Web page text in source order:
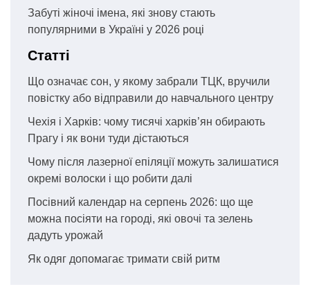
Забуті жіночі імена, які знову стають
популярними в Україні у 2026 році
Статті
Що означає сон, у якому забрали ТЦК, вручили
повістку або відправили до навчального центру
Чехія і Харків: чому тисячі харків’ян обирають
Прагу і як вони туди дістаються
Чому після лазерної епіляції можуть залишатися
окремі волоски і що робити далі
Посівний календар на серпень 2026: що ще
можна посіяти на городі, які овочі та зелень
дадуть урожай
Як одяг допомагає тримати свій ритм